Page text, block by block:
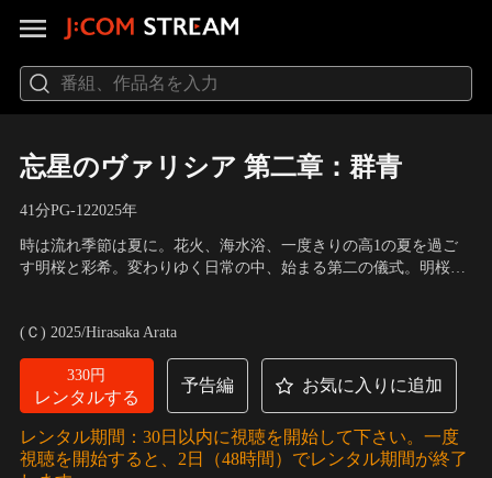
忘星のヴァリシア 第二章：群青
41分PG-122025年
時は流れ季節は夏に。花火、海水浴、一度きりの高1の夏を過ご
す明桜と彩希。変わりゆく日常の中、始まる第二の儀式。明桜と
の女王＞として顕現する--。
(Ｃ) 2025/Hirasaka Arata
330円
レンタルする
予告編 お気に入りに追加
レンタル期間：30日以内に視聴を開始して下さい。一度
視聴を開始すると、2日（48時間）でレンタル期間が終了